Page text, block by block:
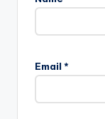
Email *